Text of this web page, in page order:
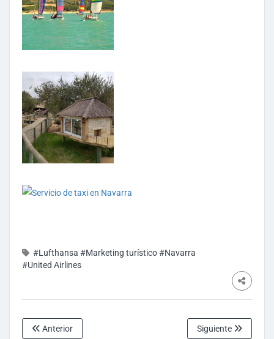
#Lufthansa #Marketing turístico#Navarra
#United Airlines
Anterior Siguiente